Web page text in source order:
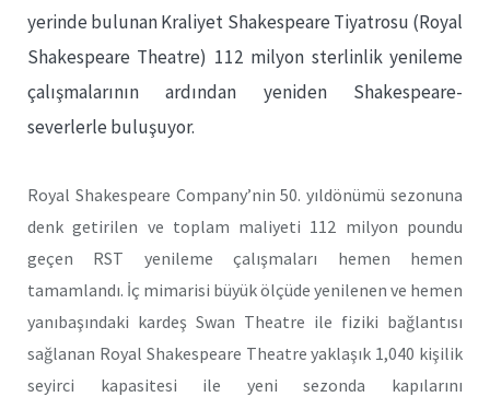
yerinde bulunan Kraliyet Shakespeare Tiyatrosu (Royal
Shakespeare Theatre) 112 milyon sterlinlik yenileme
çalışmalarının ardından yeniden Shakespeare-
severlerle buluşuyor.
Royal Shakespeare Company’nin 50. yıldönümü sezonuna
denk getirilen ve toplam maliyeti 112 milyon poundu
geçen RST yenileme çalışmaları hemen hemen
tamamlandı. İç mimarisi büyük ölçüde yenilenen ve hemen
yanıbaşındaki kardeş Swan Theatre ile fiziki bağlantısı
sağlanan Royal Shakespeare Theatre yaklaşık 1,040 kişilik
seyirci kapasitesi ile yeni sezonda kapılarını